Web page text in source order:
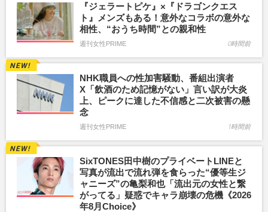
『ジェラートピケ』×『ドラゴンクエス
ト』メンズもある！意外なコラボの意外な
相性、“おうち時間”との親和性
週刊女性PRIME 0時間前
NHK職員への性加害騒動、番組出演者
X「飲酒のため記憶がない」言い訳が大炎
上、ピークに達した不信感と二次被害の懸
念
週刊女性PRIME 1時間前
SixTONES田中樹のプライベートLINEと
写真が流出で流れ弾を食らった“優等生ジ
ャニーズ”の亀梨和也「流出元の女性と繋
がってる」疑惑でキャラ崩壊の危機《2026
年8月Choice》